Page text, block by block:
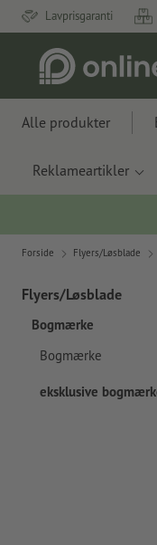
Lavprisgaranti
Alle produkter
Reklameartikler
Forside Flyers/Løsblade
Flyers/Løsblade
Bogmærke
Bogmærke
eksklusive